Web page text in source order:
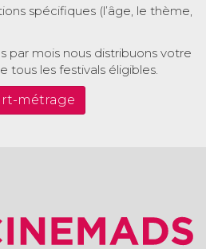
spécifiques (l’âge, le thème,
par mois nous distribuons votre
tous les festivals éligibles.
métrage